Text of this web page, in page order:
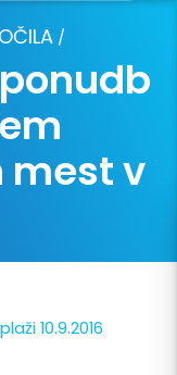
/
mest v
10.9.2016